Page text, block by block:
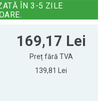
ÎN 3-5 ZILE
169,17 Lei
Preț fără TVA
139,81 Lei